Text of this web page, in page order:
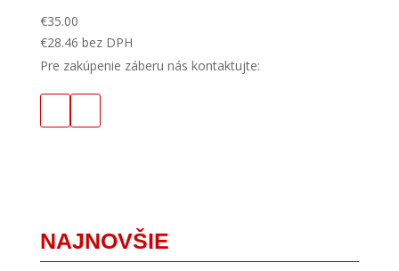
€35.00
€28.46 bez DPH
Pre zakúpenie záberu nás kontaktujte:
NAJNOVŠIE